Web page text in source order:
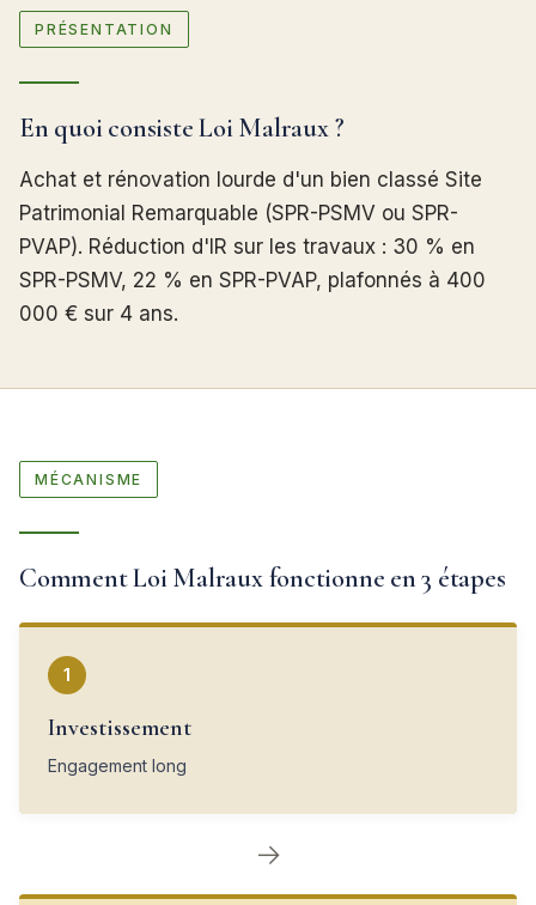
PRÉSENTATION
En quoi consiste Loi Malraux ?
Achat et rénovation lourde d'un bien classé Site
Patrimonial Remarquable (SPR-PSMV ou SPR-
PVAP). Réduction d'IR sur les travaux : 30 % en
SPR-PSMV, 22 % en SPR-PVAP, plafonnés à 400
000 € sur 4 ans.
MÉCANISME
Comment Loi Malraux fonctionne en 3 étapes
1
Investissement
Engagement long
→